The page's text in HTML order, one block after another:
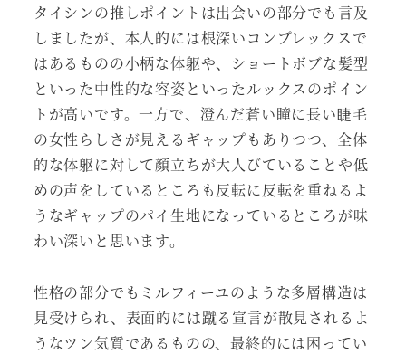
タイシンの推しポイントは出会いの部分でも言及
しましたが、本人的には根深いコンプレックスで
はあるものの小柄な体躯や、ショートボブな髪型
といった中性的な容姿といったルックスのポイン
トが高いです。一方で、澄んだ蒼い瞳に長い睫毛
の女性らしさが見えるギャップもありつつ、全体
的な体躯に対して顔立ちが大人びていることや低
めの声をしているところも反転に反転を重ねるよ
うなギャップのパイ生地になっているところが味
わい深いと思います。
性格の部分でもミルフィーユのような多層構造は
見受けられ、表面的には蹴る宣言が散見されるよ
うなツン気質であるものの、最終的には困ってい